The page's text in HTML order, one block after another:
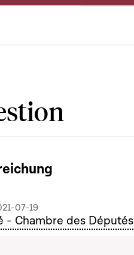
07-19
- Chambre des Députés